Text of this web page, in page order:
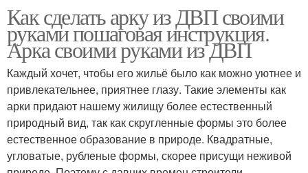
Как сделать арку из ДВП своими
руками пошаговая инструкция.
Арка своими руками из ДВП
Каждый хочет, чтобы его жильё было как можно уютнее и
привлекательнее, приятнее глазу. Такие элементы как
арки придают нашему жилищу более естественный
природный вид, так как скругленные формы это более
естественное образование в природе. Квадратные,
угловатые, рубленые формы, скорее присущи неживой